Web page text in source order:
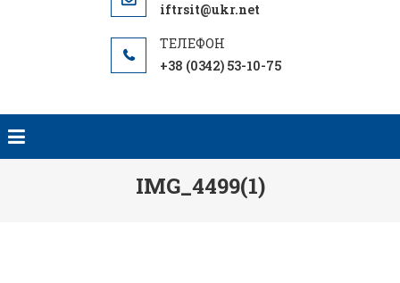
iftrsit@ukr.net
+38 (0342) 53-10-75
IMG_4499(1)